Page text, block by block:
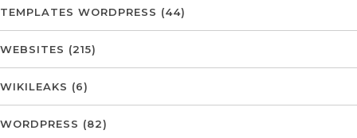
TEMPLATES WORDPRESS (44)
WEBSITES (215)
WIKILEAKS (6)
WORDPRESS (82)